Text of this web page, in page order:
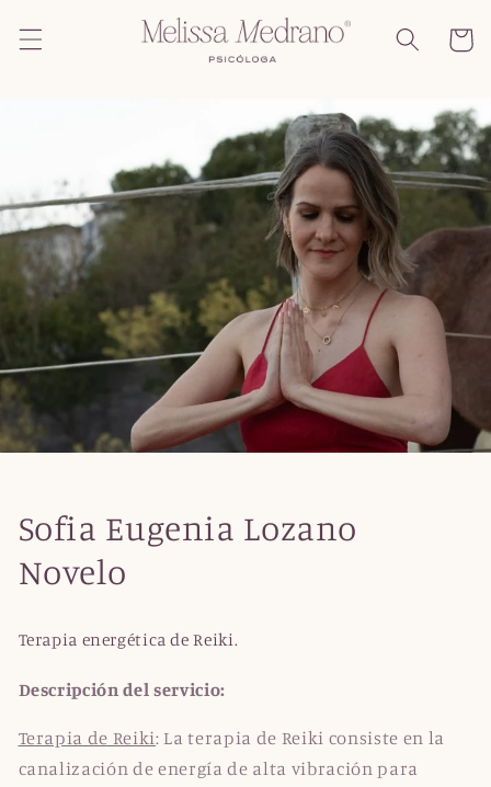
directamente
al contenido
Carrito
Sofia Eugenia Lozano
Novelo
Terapia energética de Reiki.
Descripción del servicio:
Terapia de Reiki: La terapia de Reiki consiste en la
canalización de energía de alta vibración para